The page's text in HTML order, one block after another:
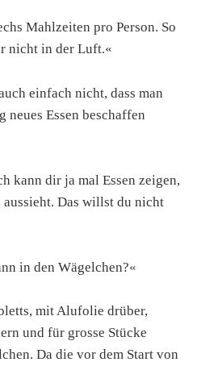
Mahlzeiten pro Person. So
nicht in der Luft.«
einfach nicht, dass man
Essen beschaffen
kann dir ja mal Essen zeigen,
Das willst du nicht
in den Wägelchen?«
mit Alufolie drüber,
und für grosse Stücke
Da die vor dem Start von